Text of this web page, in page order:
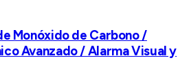
Monóxido de Carbono /
Avanzado / Alarma Visual y